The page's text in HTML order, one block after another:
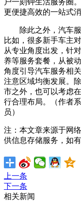
户一刻钟生活服务圈
更便捷高效的一站式消
除此之外，汽车服
比如，很多新手车主
从专业角度出发，针
养等服务套餐，从被
角度引导汽车服务相
注意区域均衡发展。
市之外，也可以考虑
行合理布局。（作者
员）
注：本文章来源于网
供信息存储服务，如
上一条
下一条
相关新闻